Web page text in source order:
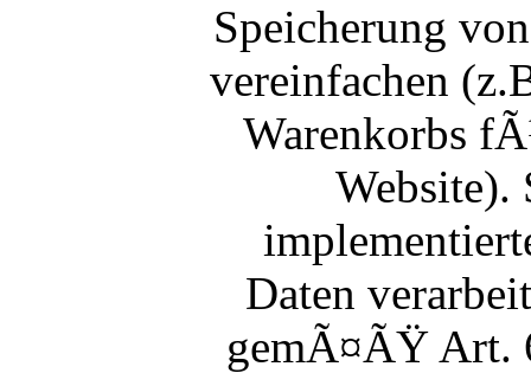
Speicherung
vereinfachen
Warenkorbs
Website).
Daten
gemÃ¤ÃŸ Art.